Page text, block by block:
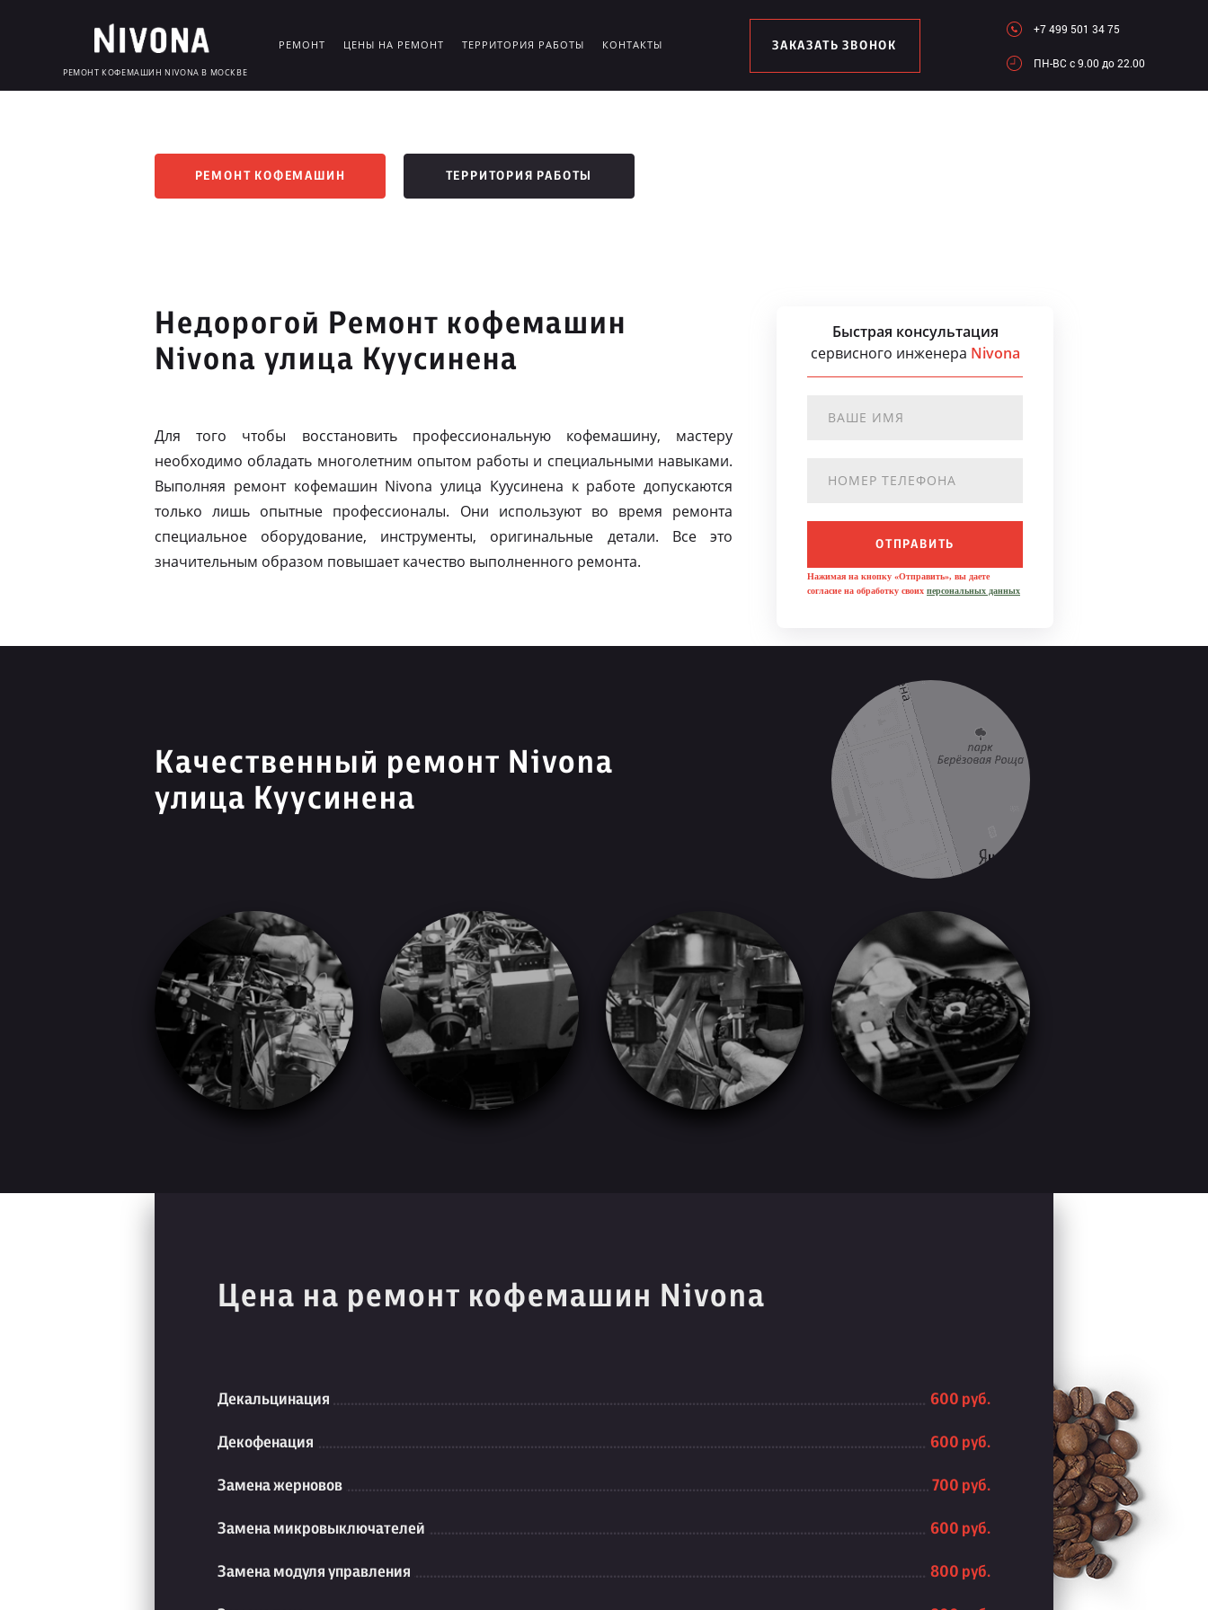
РЕМОНТ КОФЕМАШИН NIVONA В МОСКВЕ
РЕМОНТ ЦЕНЫ НА РЕМОНТ ТЕРРИТОРИЯ РАБОТЫ КОНТАКТЫ ЗАКАЗАТЬ ЗВОНОК
+7 499 501 34 75
ПН-ВC c 9.00 до 22.00
РЕМОНТ КОФЕМАШИН ТЕРРИТОРИЯ РАБОТЫ
Недорогой Ремонт кофемашин
Nivona улица Куусинена
Для того чтобы восстановить профессиональную кофемашину, мастеру
необходимо обладать многолетним опытом работы и специальными навыками.
Выполняя ремонт кофемашин Nivona улица Куусинена к работе допускаются
только лишь опытные профессионалы. Они используют во время ремонта
специальное оборудование, инструменты, оригинальные детали. Все это
значительным образом повышает качество выполненного ремонта.
Быстрая консультация
сервисного инженера Nivona
ОТПРАВИТЬ
Нажимая на кнопку «Отправить», вы даете
согласие на обработку своих персональных данных
Качественный ремонт Nivona
улица Куусинена
Цена на ремонт кофемашин Nivona
Декальцинация 600 руб.
Декофенация 600 руб.
Замена жерновов 700 руб.
Замена микровыключателей 600 руб.
Замена модуля управления 800 руб.